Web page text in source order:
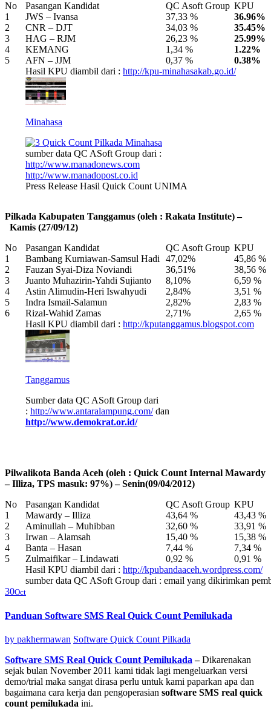
No
Pasangan Kandidat QC Asoft Group KPU
1
JWS – Ivansa 37,33 %
36.96%
2
CNR – DJT 34,03 %
35.45%
3
HAG – RJM 26,23 %
25.99%
4
KEMANG 1,34 %
1.22%
5
AFN – JJM 0,37 %
0.38%
Hasil KPU diambil dari : http://kpu-minahasakab.go.id/
Minahasa
sumber data QC ASoft Group dari :
http://www.manadonews.com
http://www.manadopost.co.id
Press Release Hasil Quick Count UNIMA
Pilkada Kabupaten Tanggamus (oleh : Rakata Institute) –
Kamis (27/09/12)
No
Pasangan Kandidat QC Asoft Group KPU
1
Bambang Kurniawan-Samsul Hadi 47,02%
45,86 %
2
Fauzan Syai-Diza Noviandi 36,51%
38,56 %
3
Juanto Muhazirin-Yahdi Sujianto 8,10%
6,59 %
4
Astin Alimudin-Heri Iswahyudi 2,84%
3,51 %
5
Indra Ismail-Salamun 2,82%
2,83 %
6
Rizal-Wahid Zamas 2,71%
2,65 %
Hasil KPU diambil dari : http://kputanggamus.blogspot.com
Tanggamus
Sumber data QC ASoft Group dari
: http://www.antaralampung.com/dan
http://www.demokrat.or.id/
Pilwalikota Banda Aceh (oleh : Quick Count Internal Mawardy
– Illiza, TPS masuk: 97%) – Senin(09/04/2012)
No
Pasangan Kandidat QC Asoft Group KPU
1
Mawardy – Illiza 43,64 %
43,43 %
2
Aminullah – Muhibban 32,60 %
33,91 %
3
Irwan – Alamsah 15,40 %
15,38 %
4
Banta – Hasan 7,44 %
7,34 %
5
Zulmaifikar – Lindawati 0,92 %
0,91 %
Hasil KPU diambil dari : http://kpubandaaceh.wordpress.com/
sumber data QC ASoft Group dari : email yang dikirimkan
30Oct
Panduan Software SMS Real Quick Count Pemilukada
by pakhermawan Software Quick Count Pilkada
Software SMS Real Quick Count Pemilukada –Dikarenakan
sejak bulan November 2011 kami tidak lagi mengeluarkan versi
demo/trial maka sangat dirasa perlu untuk kami paparkan apa dan
bagaimana cara kerja dan pengoperasian software SMS real quick
count pemilukada ini.